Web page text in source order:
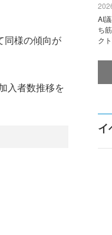
同様の傾向が
入者数推移を
AI
ち
ク
イ